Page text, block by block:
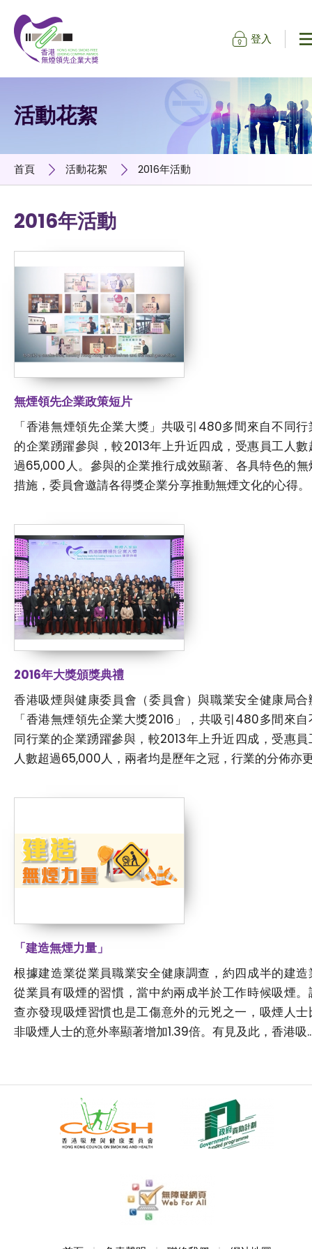
登入
活動花絮
首頁 活動花絮 2016年活動
2016年活動
無煙領先企業政策短片
「香港無煙領先企業大獎」共吸引480多間來自不同行
的企業踴躍參與，較2013年上升近四成，受惠員工人數
過65,000人。參與的企業推行成效顯著、各具特色的無
措施，委員會邀請各得獎企業分享推動無煙文化的心得。
2016年大獎頒獎典禮
香港吸煙與健康委員會（委員會）與職業安全健康局合
「香港無煙領先企業大獎2016」，共吸引480多間來自
同行業的企業踴躍參與，較2013年上升近四成，受惠員
人數超過65,000人，兩者均是歷年之冠，行業的分佈亦
「建造無煙力量」
根據建造業從業員職業安全健康調查，約四成半的建造
從業員有吸煙的習慣，當中約兩成半於工作時候吸煙。
查亦發現吸煙習慣也是工傷意外的元兇之一，吸煙人士
非吸煙人士的意外率顯著增加1.39倍。有見及此，香港吸